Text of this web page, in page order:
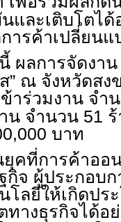
และเติบโตได้
ารค้าเปลี่ยนแ
ผลการจัดงาน
” ณ จังหวัดส
าร่วมงาน จำ
น จำนวน 51
บาท
คที่การค้าออ
กิจ ผู้ประกอบ
โลยีให้เกิดปร
ทางธุรกิจได้อ